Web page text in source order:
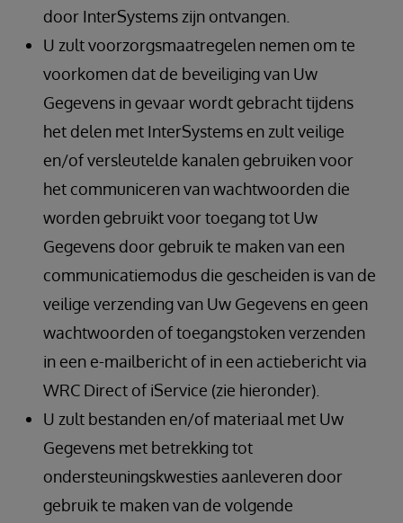
door InterSystems zijn ontvangen.
U zult voorzorgsmaatregelen nemen om te
voorkomen dat de beveiliging van Uw
Gegevens in gevaar wordt gebracht tijdens
het delen met InterSystems en zult veilige
en/of versleutelde kanalen gebruiken voor
het communiceren van wachtwoorden die
worden gebruikt voor toegang tot Uw
Gegevens door gebruik te maken van een
communicatiemodus die gescheiden is van de
veilige verzending van Uw Gegevens en geen
wachtwoorden of toegangstoken verzenden
in een e-mailbericht of in een actiebericht via
WRC Direct of iService (zie hieronder).
U zult bestanden en/of materiaal met Uw
Gegevens met betrekking tot
ondersteuningskwesties aanleveren door
gebruik te maken van de volgende